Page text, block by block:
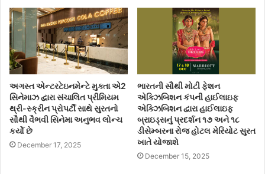
અગસ્ત એન્ટરટેઇનમેન્ટે મુક્તા એ2
સિનેમાઝ દ્વારા સંચાલિત પ્રીમિયમ
થ્રી-સ્ક્રીન પ્રોપર્ટી સાથે સુરતનો
સૌથી વૈભવી સિનેમા અનુભવ લોન્ચ
કર્યો છે
December 17, 2025
ભારતની સૌથી મોટી ફેશન
એક્ઝિબિશન કંપની હાઈલાઇફ
એક્ઝિબિશન દ્વારા હાઈલાઇફ
બ્રાઇડ્સનું પ્રદર્શન ૧૭ અને ૧૮
ડીસેમ્બરના રોજ હોટલ મેરિયોટ સુરત
ખાતે યોજાશે
December 15, 2025